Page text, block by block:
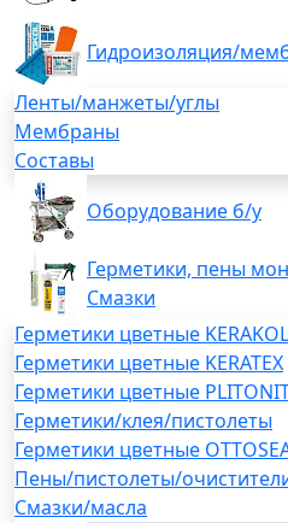
Гидроизоляция/
Ленты/манжеты/углы
Мембраны
Составы
Оборудование б/у
Герметики, пены
Смазки
Герметики цветные
Герметики цветные KERATEX
Герметики цветные
Герметики/клея/пистолеты
Герметики цветные
Пены/пистолеты/
Смазки/масла